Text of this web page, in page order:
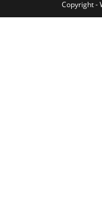
Copyright -